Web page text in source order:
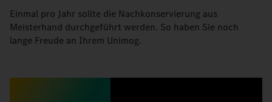
Einmal pro Jahr sollte die Nachkonservierung aus
Meisterhand durchgeführt werden. So haben Sie noch
lange Freude an Ihrem Unimog.